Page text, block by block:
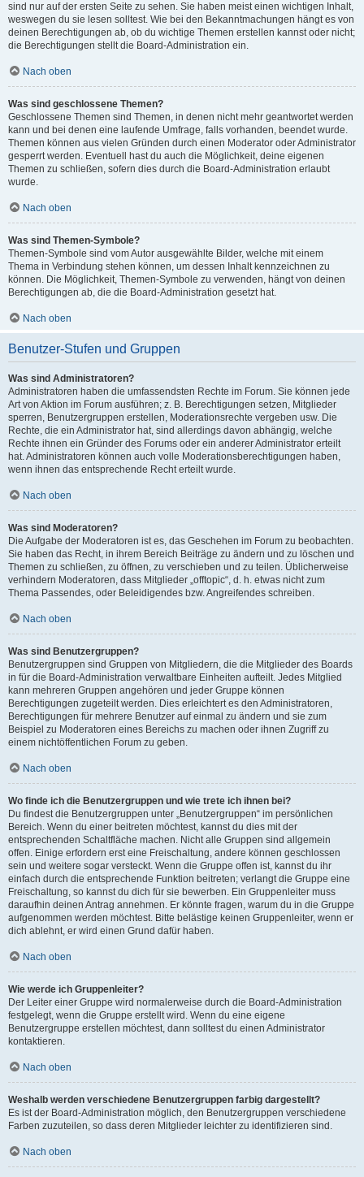
sind nur auf der ersten Seite zu sehen. Sie haben meist einen wichtigen Inhalt,
weswegen du sie lesen solltest. Wie bei den Bekanntmachungen hängt es von
deinen Berechtigungen ab, ob du wichtige Themen erstellen kannst oder nicht;
die Berechtigungen stellt die Board-Administration ein.
Nach oben
Was sind geschlossene Themen?
Geschlossene Themen sind Themen, in denen nicht mehr geantwortet werden
kann und bei denen eine laufende Umfrage, falls vorhanden, beendet wurde.
Themen können aus vielen Gründen durch einen Moderator oder Administrator
gesperrt werden. Eventuell hast du auch die Möglichkeit, deine eigenen
Themen zu schließen, sofern dies durch die Board-Administration erlaubt
wurde.
Nach oben
Was sind Themen-Symbole?
Themen-Symbole sind vom Autor ausgewählte Bilder, welche mit einem
Thema in Verbindung stehen können, um dessen Inhalt kennzeichnen zu
können. Die Möglichkeit, Themen-Symbole zu verwenden, hängt von deinen
Berechtigungen ab, die die Board-Administration gesetzt hat.
Nach oben
Benutzer-Stufen und Gruppen
Was sind Administratoren?
Administratoren haben die umfassendsten Rechte im Forum. Sie können jede
Art von Aktion im Forum ausführen; z. B. Berechtigungen setzen, Mitglieder
sperren, Benutzergruppen erstellen, Moderationsrechte vergeben usw. Die
Rechte, die ein Administrator hat, sind allerdings davon abhängig, welche
Rechte ihnen ein Gründer des Forums oder ein anderer Administrator erteilt
hat. Administratoren können auch volle Moderationsberechtigungen haben,
wenn ihnen das entsprechende Recht erteilt wurde.
Nach oben
Was sind Moderatoren?
Die Aufgabe der Moderatoren ist es, das Geschehen im Forum zu beobachten.
Sie haben das Recht, in ihrem Bereich Beiträge zu ändern und zu löschen und
Themen zu schließen, zu öffnen, zu verschieben und zu teilen. Üblicherweise
verhindern Moderatoren, dass Mitglieder „offtopic“, d. h. etwas nicht zum
Thema Passendes, oder Beleidigendes bzw. Angreifendes schreiben.
Nach oben
Was sind Benutzergruppen?
Benutzergruppen sind Gruppen von Mitgliedern, die die Mitglieder des Boards
in für die Board-Administration verwaltbare Einheiten aufteilt. Jedes Mitglied
kann mehreren Gruppen angehören und jeder Gruppe können
Berechtigungen zugeteilt werden. Dies erleichtert es den Administratoren,
Berechtigungen für mehrere Benutzer auf einmal zu ändern und sie zum
Beispiel zu Moderatoren eines Bereichs zu machen oder ihnen Zugriff zu
einem nichtöffentlichen Forum zu geben.
Nach oben
Wo finde ich die Benutzergruppen und wie trete ich ihnen bei?
Du findest die Benutzergruppen unter „Benutzergruppen“ im persönlichen
Bereich. Wenn du einer beitreten möchtest, kannst du dies mit der
entsprechenden Schaltfläche machen. Nicht alle Gruppen sind allgemein
offen. Einige erfordern erst eine Freischaltung, andere können geschlossen
sein und weitere sogar versteckt. Wenn die Gruppe offen ist, kannst du ihr
einfach durch die entsprechende Funktion beitreten; verlangt die Gruppe eine
Freischaltung, so kannst du dich für sie bewerben. Ein Gruppenleiter muss
daraufhin deinen Antrag annehmen. Er könnte fragen, warum du in die Gruppe
aufgenommen werden möchtest. Bitte belästige keinen Gruppenleiter, wenn er
dich ablehnt, er wird einen Grund dafür haben.
Nach oben
Wie werde ich Gruppenleiter?
Der Leiter einer Gruppe wird normalerweise durch die Board-Administration
festgelegt, wenn die Gruppe erstellt wird. Wenn du eine eigene
Benutzergruppe erstellen möchtest, dann solltest du einen Administrator
kontaktieren.
Nach oben
Weshalb werden verschiedene Benutzergruppen farbig dargestellt?
Es ist der Board-Administration möglich, den Benutzergruppen verschiedene
Farben zuzuteilen, so dass deren Mitglieder leichter zu identifizieren sind.
Nach oben